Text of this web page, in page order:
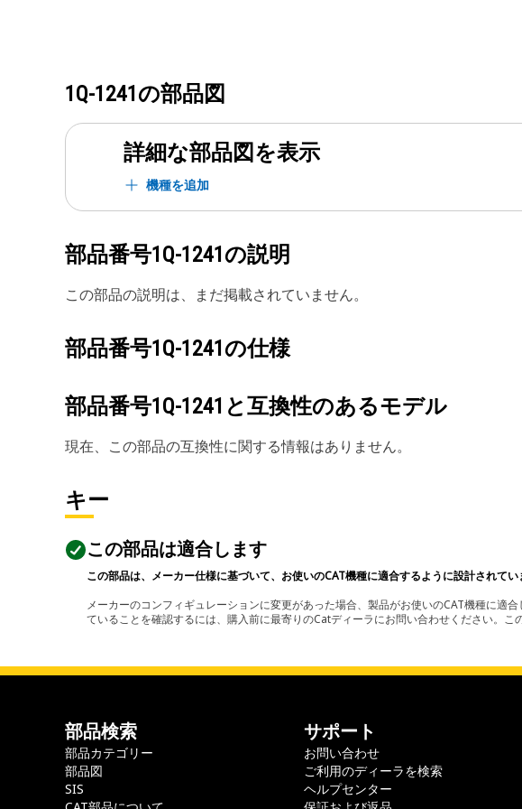
1Q-1241 の部品図
詳細な部品図を表示
機種を追加
部品番号1Q-1241 の説明
この部品の説明は、まだ掲載されていません。
部品番号1Q-1241 の仕様
部品番号1Q-1241 と互換性のあるモデル
現在、この部品の互換性に関する情報はありません。
キー
この部品は適合します
この部品は、メーカー仕様に基づいて、お使いのCAT機種に適合するように設計されてい
メーカーのコンフィギュレーションに変更があった場合、製品がお使いのCAT機種に適
ていることを確認するには、購入前に最寄りのCatディーラにお問い合わせください。
部品検索
部品カテゴリー
部品図
SIS
サポート
お問い合わせ
ご利用のディーラを検索
ヘルプセンター